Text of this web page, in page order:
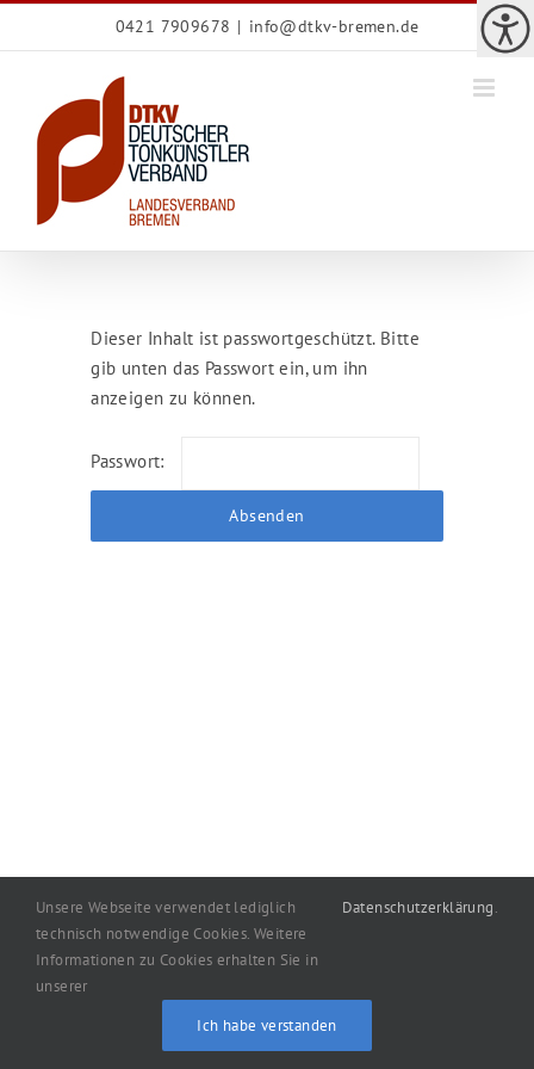
0421 7909678 | info@dtkv-bremen.de
Dieser Inhalt ist passwortgeschützt. Bitte
gib unten das Passwort ein, um ihn
anzeigen zu können.
Passwort:
Copyright 2026machart: Oelgemöller
Unsere Webseite verwendet lediglich
technisch notwendige Cookies. Weitere
Informationen zu Cookies erhalten Sie in
unserer
Datenschutzerklärung.
Ich habe verstanden